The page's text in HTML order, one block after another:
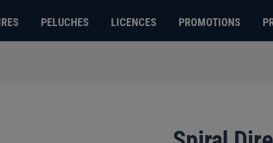
PELUCHES LICENCES PROMOTIONS